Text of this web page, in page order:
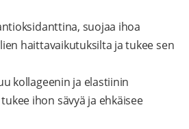
suojaa ihoa
haittavaikutuksilta ja tukee sen
kollageenin ja elastiinin
ihon sävyä ja ehkäisee